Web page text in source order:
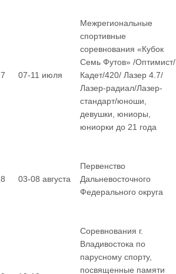
7 07-11 июля
Межрегиональные
спортивные
соревнования «Кубок
Семь Футов» /Оптимист/
Кадет/420/ Лазер 4.7/
Лазер-радиал/Лазер-
стандарт/юноши,
девушки, юниоры,
юниорки до 21 года
8 03-08 августа
Первенство
Дальневосточного
Федерального округа
Соревнования г.
Владивостока по
парусному спорту,
посвященные памяти